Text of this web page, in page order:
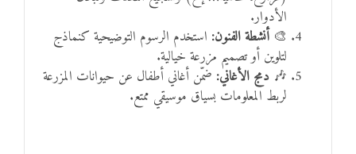
الأدوار.
🎨أنشطة الفنون: استخدم الرسوم التوضيحية كنماذج
لتلوين أو تصميم مزرعة خيالية.
🎶 دمج الأغاني: ضمّن أغاني أطفال عن حيوانات المزرعة
لربط المعلومات بسياق موسيقي ممتع.